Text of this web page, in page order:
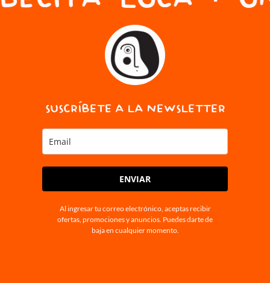
SUSCRÍBETE A LA NEWSLETTER
ENVIAR
Al ingresar tu correo electrónico, aceptas recibir
ofertas, promociones y anuncios. Puedes darte de
baja en cualquier momento.